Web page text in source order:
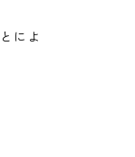
によ